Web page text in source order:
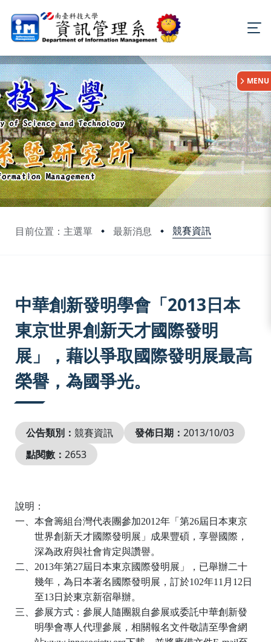
目前位置：主選單 最新消息 競賽資訊
:::
MENU
中華創新發明學會「2013日本
東京世界創新天才國際發明
展」，藉以爭取國際發明展最高
榮譽，為國爭光。
公告類別： 競賽資訊 發佈日期： 2013/10/03
點閱數： 2653
說明：
一、本會籌組台灣代表團參加2012年「第26屆日本東京
世界創新天才國際發明展」成果豐碩，享譽國際，
深為政府與社會肯定與讚譽。
二、 2013年第27屆日本東京國際發明展」，已舉辦二十
幾年，為日本著名國際發明展，訂於102年11 月 12 日
至13日於東京新宿舉辦。
三、參展方式：參展人隨團親自參展或委託中華創新發
明學會專人代理參展，相關報名文件敬請至學會網